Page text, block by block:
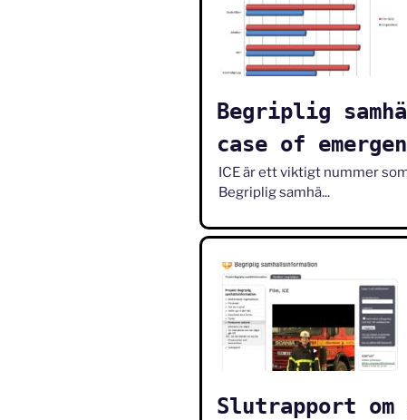
Begriplig
case of
ICE är ett viktigt nummer
Begriplig samhä...
Slutrapport